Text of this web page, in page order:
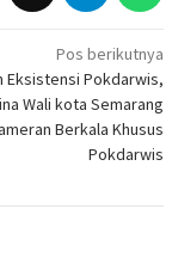
Pos berikutnya
Eksistensi Pokdarwis,
Wali kota Semarang
Berkala Khusus
Pokdarwis